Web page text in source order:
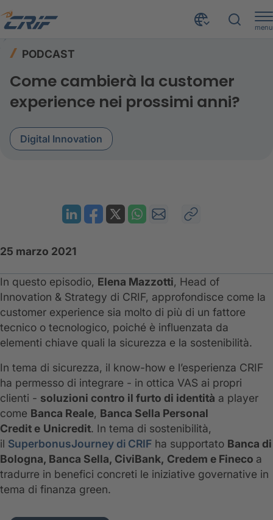
menu
PODCAST
Come cambierà la customer
experience nei prossimi anni?
Digital Innovation
25 marzo 2021
In questo episodio, Elena Mazzotti, Head of
Innovation & Strategy di CRIF, approfondisce come la
customer experience sia molto di più di un fattore
tecnico o tecnologico, poiché è influenzata da
elementi chiave quali la sicurezza e la sostenibilità.
In tema di sicurezza, il know-how e l’esperienza CRIF
ha permesso di integrare - in ottica VAS ai propri
clienti - soluzioni contro il furto di identità a player
come Banca Reale, Banca Sella Personal
Credit e Unicredit. In tema di sostenibilità,
il SuperbonusJourney di CRIF ha supportato Banca di
Bologna, Banca Sella, CiviBank, Credem e Fineco a
tradurre in benefici concreti le iniziative governative in
tema di finanza green.